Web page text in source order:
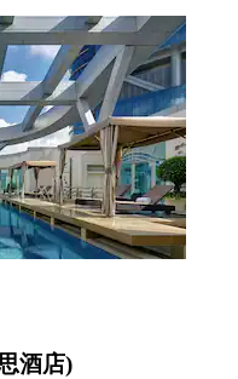
酒店)